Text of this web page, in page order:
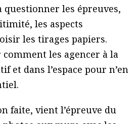
questionner les épreuves,
les aspects
les tirages papiers.
les agencer à la
et dans l’espace pour n’en
faite, vient l’épreuve du